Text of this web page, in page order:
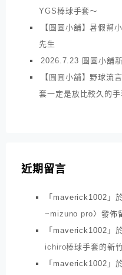
YGS棒球手套～
【圓圓小舖】暑假幫
先生
2026.7.23 圓圓小舖
【圓圓小舖】野球流
套一定是放比較久的手
近期留言
「maverick1002 」
~mizuno pro〉發佈
「maverick1002 」
ichiro棒球手套的新
「maverick1002 」